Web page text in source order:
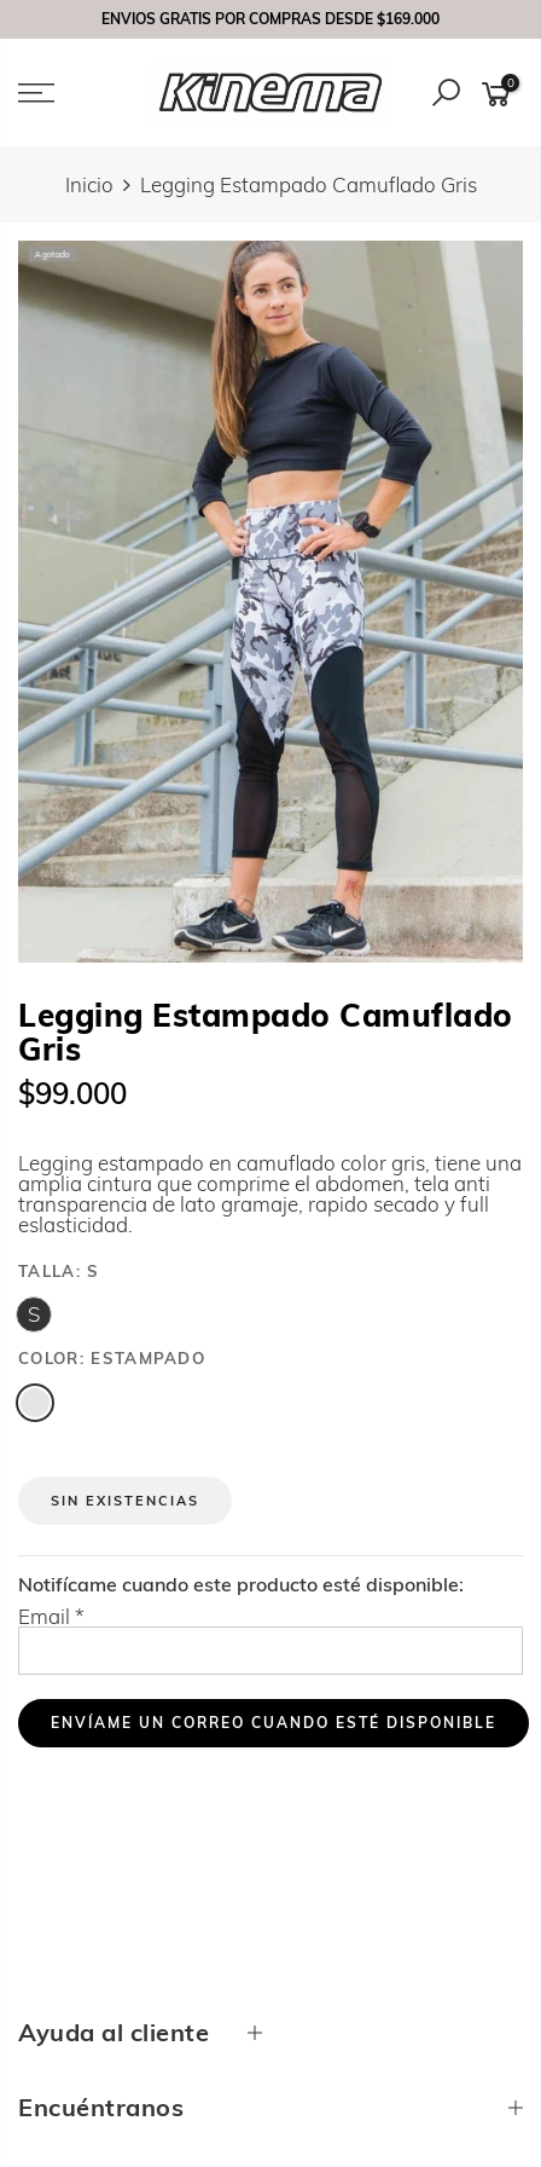
ENVIOS GRATIS POR COMPRAS DESDE $169.000
0
Inicio Legging Estampado Camuflado Gris
Agotado
Legging Estampado Camuflado
Gris
$99.000
Legging estampado en camuflado color gris, tiene una
amplia cintura que comprime el abdomen, tela anti
transparencia de lato gramaje, rapido secado y full
eslasticidad.
TALLA:S
S
COLOR: ESTAMPADO
SIN EXISTENCIAS
Notifícame cuando este producto esté disponible:
Email *
Ayuda al cliente
Encuéntranos